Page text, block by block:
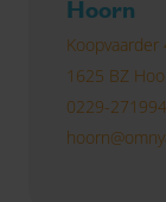
Hoorn
Koopvaarder
1625 BZ
0229-271994